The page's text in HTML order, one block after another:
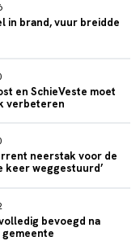
in brand, vuur breidde
en SchieVeste moet
verbeteren
neerstak voor de
keer weggestuurd’
bevoegd na